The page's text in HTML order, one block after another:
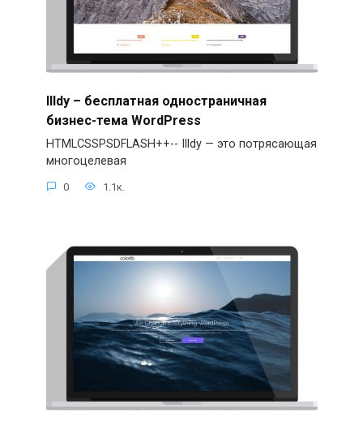
Illdy – бесплатная одностраничная
бизнес-тема WordPress
HTMLCSSPSDFLASH++-- Illdy — это потрясающая
многоцелевая
0 1.1к.